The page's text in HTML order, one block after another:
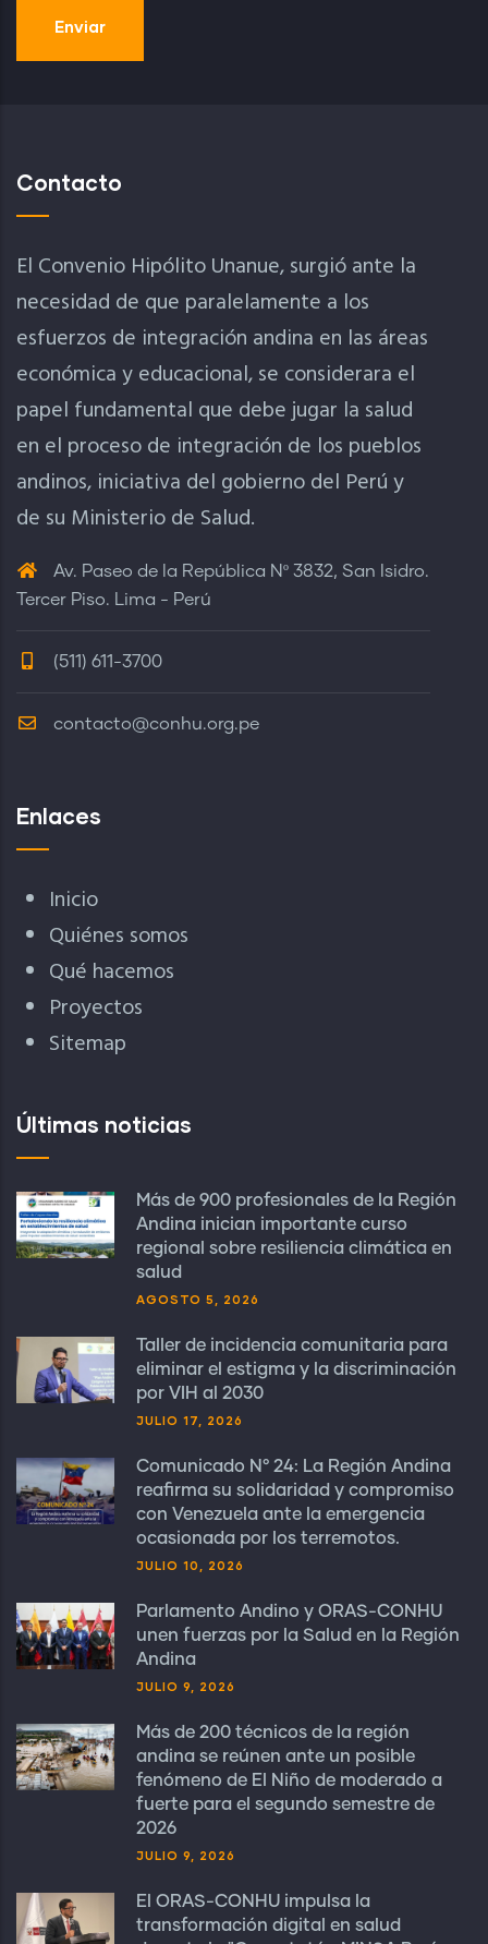
Contacto
El Convenio Hipólito Unanue, surgió ante la
necesidad de que paralelamente a los
esfuerzos de integración andina en las áreas
económica y educacional, se considerara el
papel fundamental que debe jugar la salud
en el proceso de integración de los pueblos
andinos, iniciativa del gobierno del Perú y
de su Ministerio de Salud.
Av. Paseo de la República Nº 3832, San Isidro.
Tercer Piso. Lima - Perú
(511) 611-3700
contacto@conhu.org.pe
Enlaces
Inicio
Quiénes somos
Qué hacemos
Proyectos
Sitemap
Últimas noticias
Más de 900 profesionales de la Región
Andina inician importante curso
regional sobre resiliencia climática en
salud
AGOSTO 5, 2026
Taller de incidencia comunitaria para
eliminar el estigma y la discriminación
por VIH al 2030
JULIO 17, 2026
Comunicado N° 24: La Región Andina
reafirma su solidaridad y compromiso
con Venezuela ante la emergencia
ocasionada por los terremotos.
JULIO 10, 2026
Parlamento Andino y ORAS-CONHU
unen fuerzas por la Salud en la Región
Andina
JULIO 9, 2026
Más de 200 técnicos de la región
andina se reúnen ante un posible
fenómeno de El Niño de moderado a
fuerte para el segundo semestre de
2026
JULIO 9, 2026
El ORAS-CONHU impulsa la
transformación digital en salud